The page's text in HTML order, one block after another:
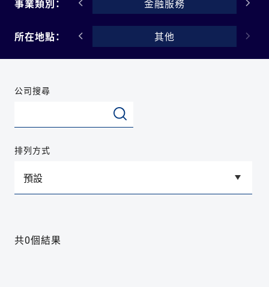
事業類別：
信科技 金融服務
所在地點：
加坡 其他
公司搜尋
排列方式
共0個結果